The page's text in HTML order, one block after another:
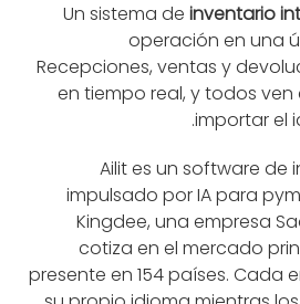
Un sistema de inventario
operación en una
Recepciones, ventas y
en tiempo real, y todos ven
importar el
Ailit es un software de
impulsado por IA para
Kingdee, una empresa
cotiza en el mercado
presente en 154 países. Cada